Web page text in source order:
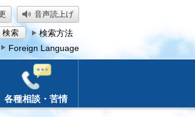
音声読上げ
検索方法
Foreign Language
各種相談・苦情